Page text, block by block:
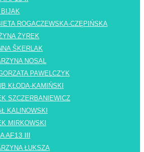
BIJAK
ROGACZEWSKA-CZĘPIŃSKA
ŻYREK
ŠKERLAK
NOSAL
PAWELCZYK
KŁODA-KAMIŃSKI
SZCZERBANIEWICZ
KALINOWSKI
MIRKOWSKI
AF13 III
ŁUKSZA